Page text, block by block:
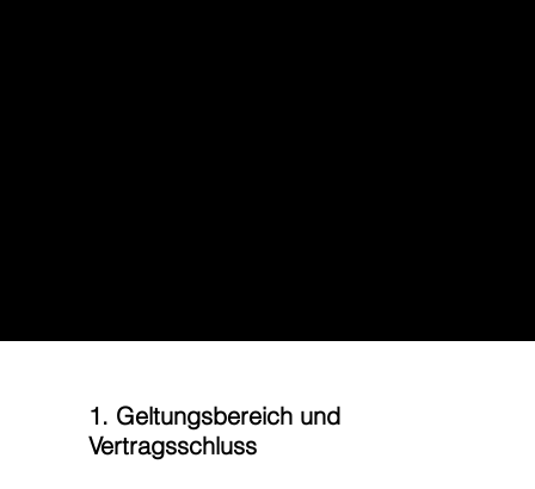
1. Geltungsbereich und
Vertragsschluss